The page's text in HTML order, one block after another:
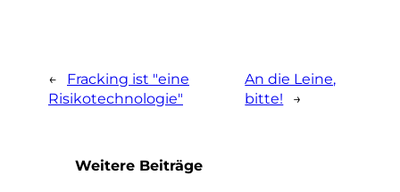
←
Fracking ist "eine
Risikotechnologie"
An die Leine,
bitte!
→
Weitere Beiträge